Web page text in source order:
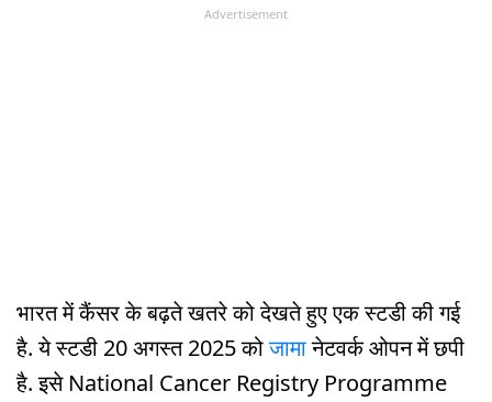
Advertisement
भारत में कैंसर के बढ़ते खतरे को देखते हुए एक स्टडी की गई
है. ये स्टडी 20 अगस्त 2025 कोजामानेटवर्क ओपन में छपी
है. इसे National Cancer Registry Programme